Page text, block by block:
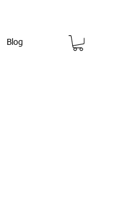
Blog